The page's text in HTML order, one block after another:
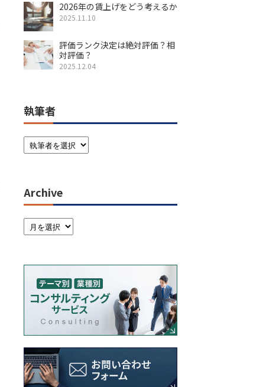
2026年の賃上げをどう考えるか
2025.11.10
評価ランク決定は絶対評価？相
対評価？
2025.12.04
執筆者
Archive